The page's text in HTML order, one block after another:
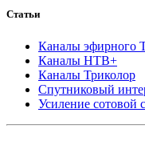
Статьи
Каналы эфирного
Каналы НТВ+
Каналы Триколор
Спутниковый
Усиление сотовой